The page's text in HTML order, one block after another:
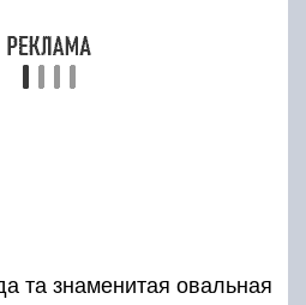
та знаменитая овальная